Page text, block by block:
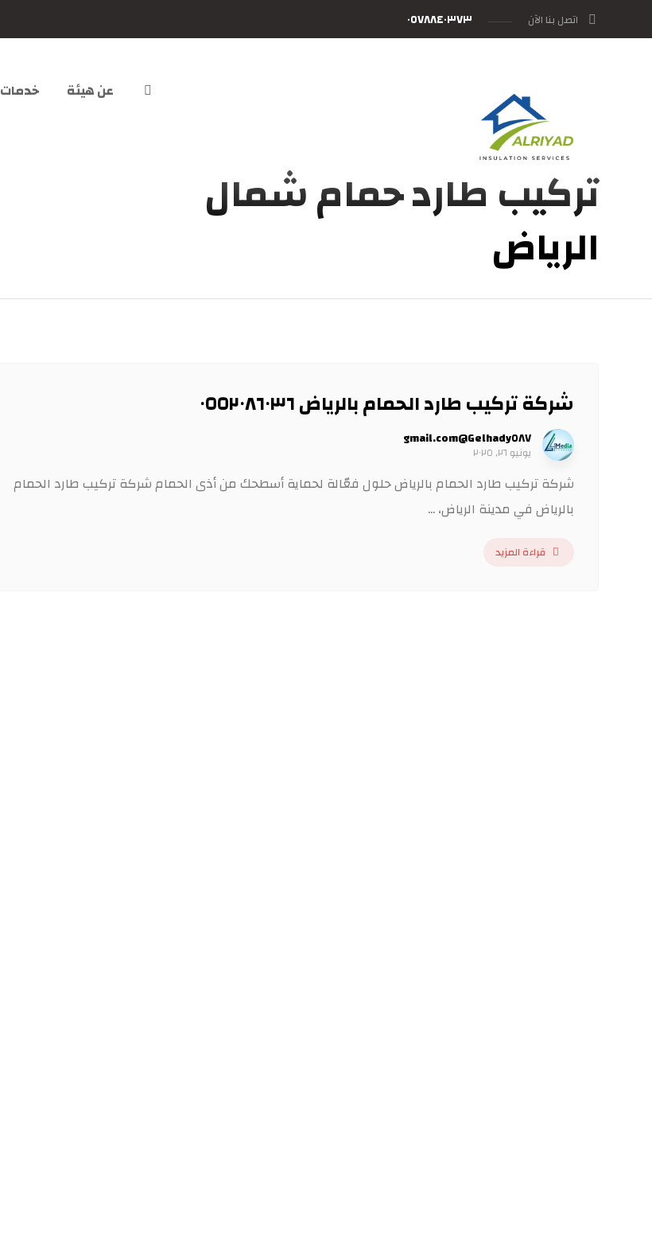
اتصل بنا الآن ٠٥٧٨٨٤٠٣٧٣
عن هيئة خدمات
تركيب طارد حمام شمال
الرياض
شركة تركيب طارد الحمام بالرياض ٠٥٥٢٠٨٦٠٣٦
Gelhady٥٨٧@gmail.com
يونيو ٢٦, ٢٠٢٥
شركة تركيب طارد الحمام بالرياض حلول فعّالة لحماية أسطحك من أذى الحمام شركة تركيب طارد الحمام
بالرياض في مدينة الرياض، ...
قراءة المزيد